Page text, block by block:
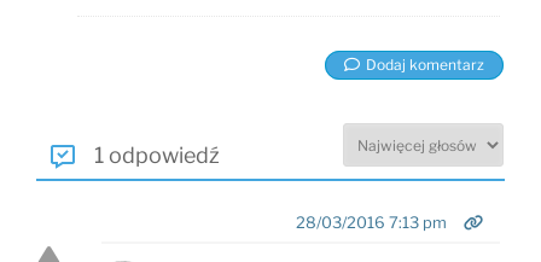
Dodaj komentarz
1 odpowiedź
28/03/2016 7:13 pm